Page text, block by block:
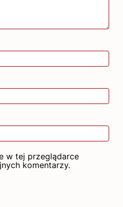
w tej przeglądarce
komentarzy.